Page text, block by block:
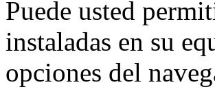
Puede usted
instaladas en su
opciones del